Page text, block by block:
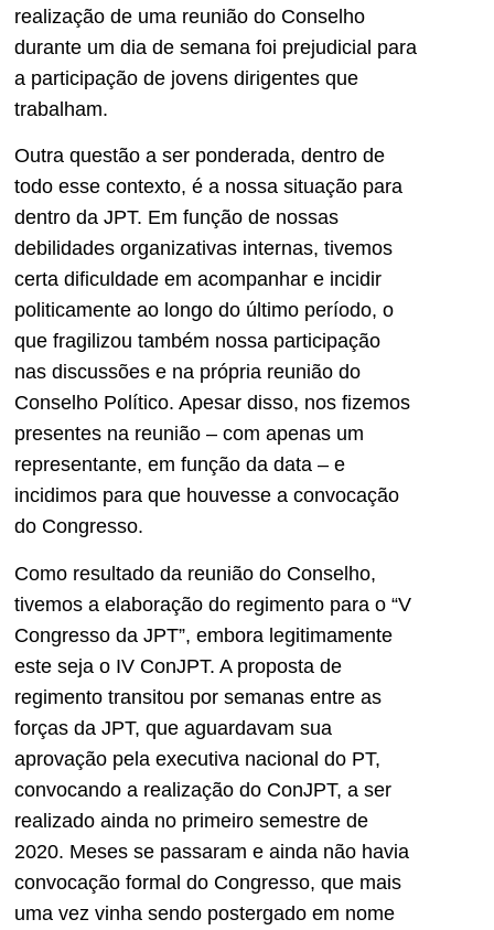
realização de uma reunião do Conselho
durante um dia de semana foi prejudicial para
a participação de jovens dirigentes que
trabalham.
Outra questão a ser ponderada, dentro de
todo esse contexto, é a nossa situação para
dentro da JPT. Em função de nossas
debilidades organizativas internas, tivemos
certa dificuldade em acompanhar e incidir
politicamente ao longo do último período, o
que fragilizou também nossa participação
nas discussões e na própria reunião do
Conselho Político. Apesar disso, nos fizemos
presentes na reunião – com apenas um
representante, em função da data – e
incidimos para que houvesse a convocação
do Congresso.
Como resultado da reunião do Conselho,
tivemos a elaboração do regimento para o “V
Congresso da JPT”, embora legitimamente
este seja o IV ConJPT. A proposta de
regimento transitou por semanas entre as
forças da JPT, que aguardavam sua
aprovação pela executiva nacional do PT,
convocando a realização do ConJPT, a ser
realizado ainda no primeiro semestre de
2020. Meses se passaram e ainda não havia
convocação formal do Congresso, que mais
uma vez vinha sendo postergado em nome